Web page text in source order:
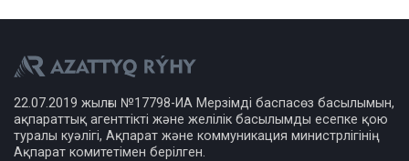
22.07.2019 жылғы №17798-ИА Мерзімді баспасөз басылымын,
ақпараттық агенттікті және желілік басылымды есепке қою
туралы куәлігі, Ақпарат және коммуникация министрлігінің
Ақпарат комитетімен берілген.